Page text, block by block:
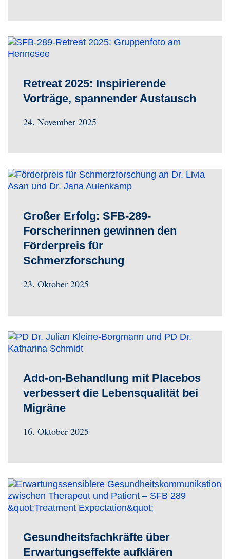
Retreat 2025: Inspirierende
Vorträge, spannender Austausch
24. November 2025
Großer Erfolg: SFB-289-
Forscherinnen gewinnen den
Förderpreis für
Schmerzforschung
23. Oktober 2025
Add-on-Behandlung mit Placebos
verbessert die Lebensqualität bei
Migräne
16. Oktober 2025
Gesundheitsfachkräfte über
Erwartungseffekte aufklären